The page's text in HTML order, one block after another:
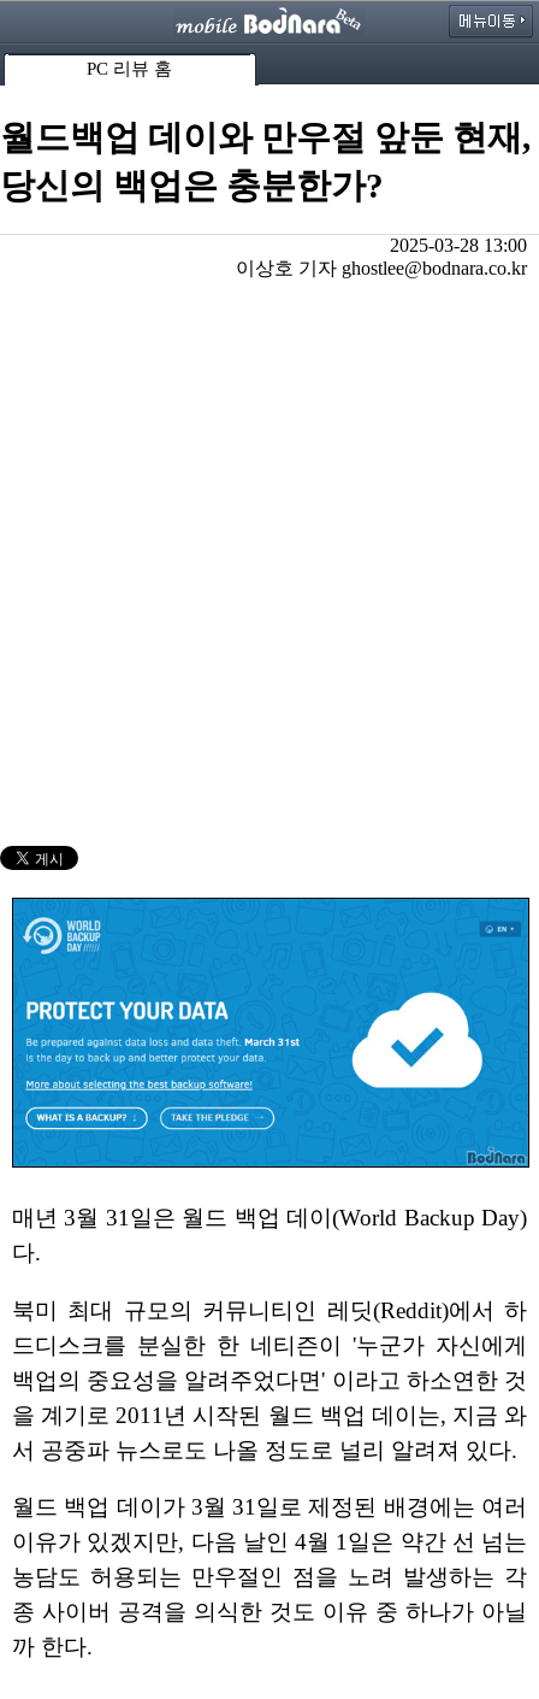
PC 리뷰 홈
월드백업 데이와 만우절 앞둔 현재,
당신의 백업은 충분한가?
2025-03-28 13:00
이상호 기자 ghostlee@bodnara.co.kr
매년 3월 31일은 월드 백업 데이(World Backup Day)
다.
북미 최대 규모의 커뮤니티인 레딧(Reddit)에서 하
드디스크를 분실한 한 네티즌이 '누군가 자신에게
백업의 중요성을 알려주었다면' 이라고 하소연한 것
을 계기로 2011년 시작된 월드 백업 데이는, 지금 와
서 공중파 뉴스로도 나올 정도로 널리 알려져 있다.
월드 백업 데이가 3월 31일로 제정된 배경에는 여러
이유가 있겠지만, 다음 날인 4월 1일은 약간 선 넘는
농담도 허용되는 만우절인 점을 노려 발생하는 각
종 사이버 공격을 의식한 것도 이유 중 하나가 아닐
까 한다.